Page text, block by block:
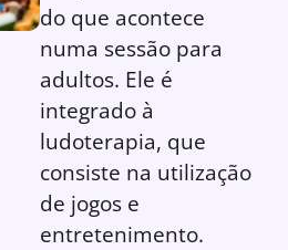
do que acontece
numa sessão para
adultos. Ele é
integrado à
ludoterapia, que
consiste na utilização
de jogos e
entretenimento.